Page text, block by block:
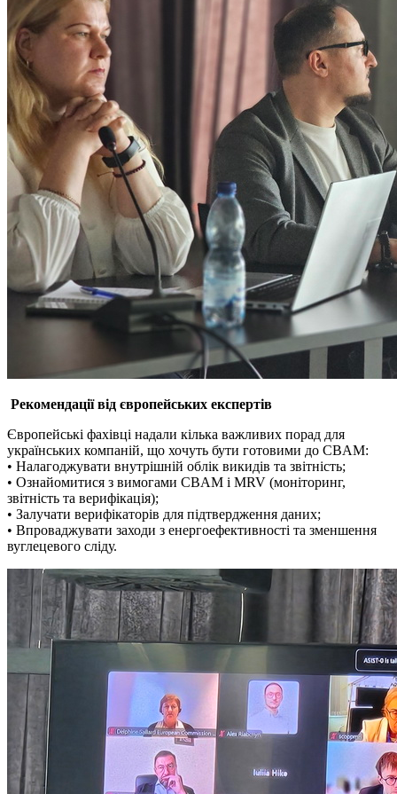
Рекомендації від європейських експертів
Європейські фахівці надали кілька важливих порад для
українських компаній, що хочуть бути готовими до CBAM:
• Налагоджувати внутрішній облік викидів та звітність;
• Ознайомитися з вимогами CBAM і MRV (моніторинг,
звітність та верифікація);
• Залучати верифікаторів для підтвердження даних;
• Впроваджувати заходи з енергоефективності та зменшення
вуглецевого сліду.